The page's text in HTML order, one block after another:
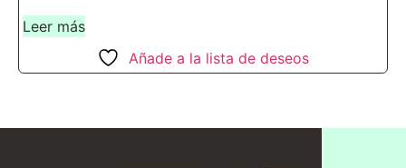
Leer más
Añade a la lista de deseos